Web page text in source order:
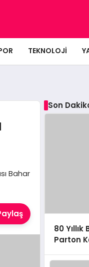
TEKNOLOJI
Bahar
Son
80
Parton